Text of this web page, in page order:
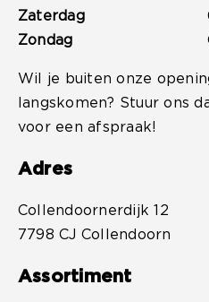
Zaterdag
Zondag
Wil je buiten onze
langskomen? Stuur ons
voor een afspraak!
Adres
Collendoornerdijk 12
7798 CJ Collendoorn
Assortiment